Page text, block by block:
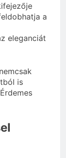
a
eleganciát
is